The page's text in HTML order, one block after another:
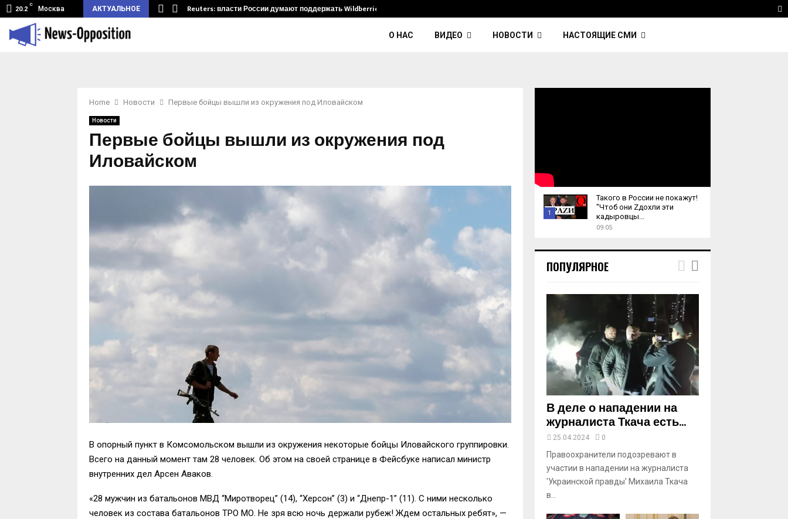
20.2
C
Москва АКТУАЛЬНОЕ
туннель из Беларуси.… Reuters: власти России думают поддержать Wildberries и его…
О НАС ВИДЕО НОВОСТИ НАСТОЯЩИЕ СМИ
Home Новости Первые бойцы вышли из окружения под Иловайском
Новости
Первые бойцы вышли из окружения под
Иловайском
В опорный пункт в Комсомольском вышли из окружения некоторые бойцы Иловайского группировки.
Всего на данный момент там 28 человек. Об этом на своей странице в Фейсбуке написал министр
внутренних дел Арсен Аваков.
«28 мужчин из батальонов МВД “Миротворец” (14), “Херсон” (3) и “Днепр-1” (11). С ними несколько
человек из состава батальонов ТРО МО. Не зря всю ночь держали рубеж! Ждем остальных ребят», —
1
u
m
y
o
u
b
e
Такого в России не покажут!
"Чтоб они Zдохли эти
кадыровцы...
09:05
ПОПУЛЯРНОЕ
В деле о нападении на
журналиста Ткача есть...
25.04.2024 0
Правоохранители подозревают в
участии в нападении на журналиста
'Украинской правды' Михаила Ткача
в...